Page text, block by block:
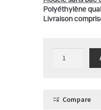
Polyéthylène
Livraison
quantité
L,
Compare